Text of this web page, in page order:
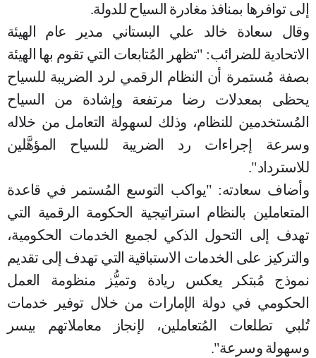
إلى توافرها بمنافذ مغادرة السياح للدولة.
وقال سعادة خالد علي البستاني مدير عام الهيئة
الاتحادية للضرائب: "تظهر المُتابعات التي تقوم بها الهيئة
بصفة مُستمرة أن النظام الرقمي لرد الضريبة للسياح
يحظى بمعدلات رضا مرتفعة وإشادة من السياح
المُستخدمين للنظام، وذلك لسهولة التعامل من خلاله
وسرعة إجراءات رد الضريبة للسياح المؤهَّلين
للاسترداد".
وأضاف سعادته: "يواكب التوسع المُستمر في قاعدة
المتعاملين بالنظام استراتيجية الحكومة الرقمية التي
تهدف إلى التحول الذكي لجميع الخدمات الحكومية،
والتركيز على الخدمات الاستباقية التي تهدف إلى تقديم
نموذج مُبتكر يعكس ريادة وتميُّز منظومة العمل
الحكومي في دولة الإمارات من خلال توفير خدمات
تُلبي تطلعات المُتعاملين، لإنجاز معاملاتهم بيسر
وسهولة وسرعة".